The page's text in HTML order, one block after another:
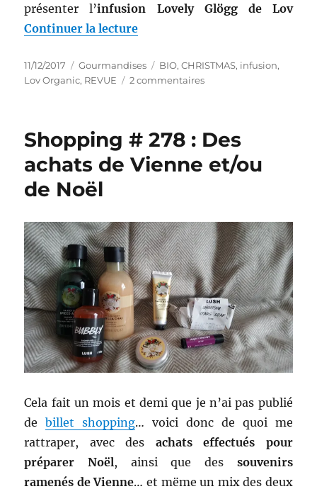
présenter l’infusion Lovely Glögg de Lov
Continuer la lecturede « Infusion # 42 : Mélange
Publié
le
11/12/2017 Catégories
Gourmandises Étiquettes
BIO,CHRISTMAS, infusion,
Lov Organic, REVUE 2 commentairessur
:
Mélange
Lovely
Organic
Shopping # 278 : Des
achats de Vienne et/ou
de Noël
Cela fait un mois et demi que je n’ai pas publié
debillet shopping… voici donc de quoi me
rattraper, avec des achats effectués pour
préparer Noël, ainsi que des souvenirs
ramenés de Vienne… et mëme un mix des deux